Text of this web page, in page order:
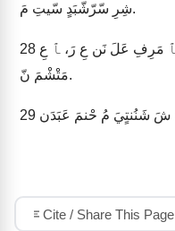
شِرِ سّرّشّبَدٍ سّيتِ مَ.
28
مَتْشْمَ نّ.
29
Cite / Share This Page